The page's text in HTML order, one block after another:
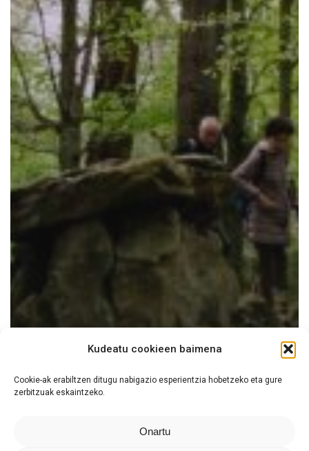
Kudeatu cookieen baimena
Cookie-ak erabiltzen ditugu nabigazio esperientzia hobetzeko eta gure
zerbitzuak eskaintzeko.
Onartu